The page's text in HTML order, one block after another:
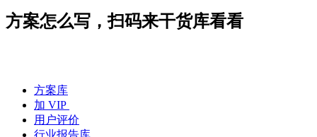
方案怎么写，扫码来干货库看看
方案库
加 VIP
用户评价
行业报告库